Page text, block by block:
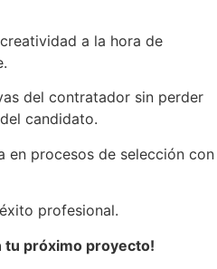
a la hora de
del contratador sin perder
candidato.
en procesos de selección con
profesional.
tu próximo proyecto!